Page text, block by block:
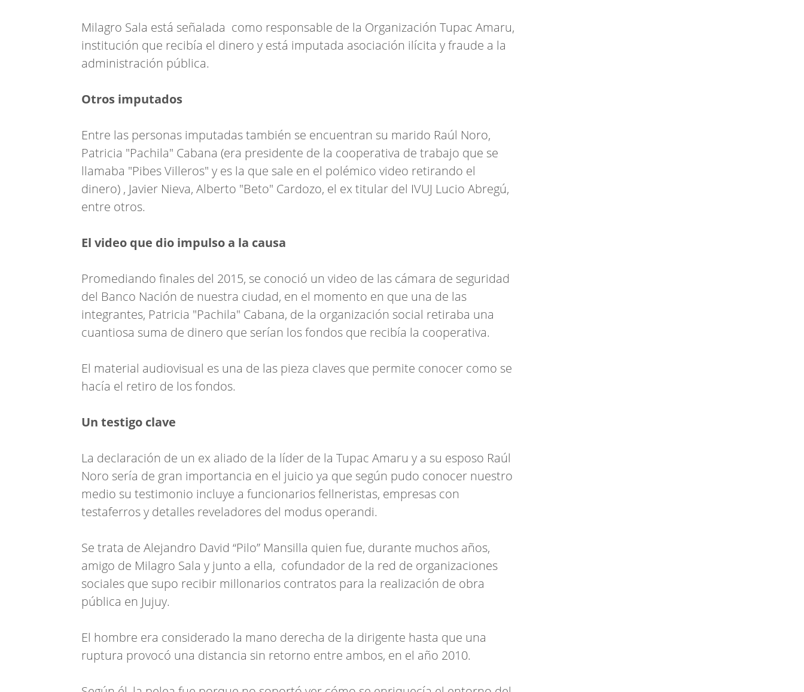
Milagro Sala está señalada como responsable de la Organización Tupac Amaru,
institución que recibía el dinero y está imputada asociación ilícita y fraude a la
administración pública.
Otros imputados
Entre las personas imputadas también se encuentran su marido Raúl Noro,
Patricia "Pachila" Cabana (era presidente de la cooperativa de trabajo que se
llamaba "Pibes Villeros" y es la que sale en el polémico video retirando el
dinero) , Javier Nieva, Alberto "Beto" Cardozo, el ex titular del IVUJ Lucio Abregú,
entre otros.
El video que dio impulso a la causa
Promediando finales del 2015, se conoció un video de las cámara de seguridad
del Banco Nación de nuestra ciudad, en el momento en que una de las
integrantes, Patricia "Pachila" Cabana, de la organización social retiraba una
cuantiosa suma de dinero que serían los fondos que recibía la cooperativa.
El material audiovisual es una de las pieza claves que permite conocer como se
hacía el retiro de los fondos.
Un testigo clave
La declaración de un ex aliado de la líder de la Tupac Amaru y a su esposo Raúl
Noro sería de gran importancia en el juicio ya que según pudo conocer nuestro
medio su testimonio incluye a funcionarios fellneristas, empresas con
testaferros y detalles reveladores del modus operandi.
Se trata de Alejandro David “Pilo” Mansilla quien fue, durante muchos años,
amigo de Milagro Sala y junto a ella, cofundador de la red de organizaciones
sociales que supo recibir millonarios contratos para la realización de obra
pública en Jujuy.
El hombre era considerado la mano derecha de la dirigente hasta que una
ruptura provocó una distancia sin retorno entre ambos, en el año 2010.